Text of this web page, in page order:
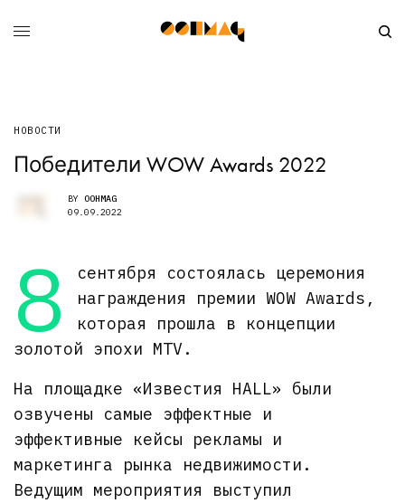
НОВОСТИ
Победители WOW Awards 2022
BY OOHMAG
09.09.2022
8
сентября состоялась церемония
награждения премии WOW Awards,
которая прошла в концепции
золотой эпохи MTV.
На площадке «Известия HALL» были
озвучены самые эффектные и
эффективные кейсы рекламы и
маркетинга рынка недвижимости.
Ведущим мероприятия выступил